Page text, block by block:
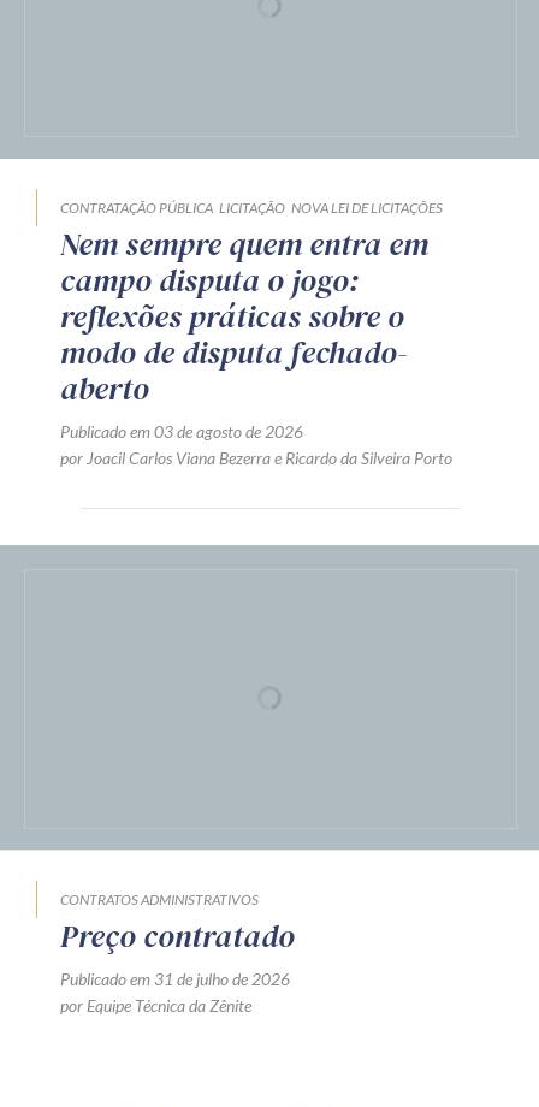
CONTRATAÇÃO PÚBLICA LICITAÇÃO NOVA LEI DE LICITAÇÕES
Nem sempre quem entra em
campo disputa o jogo:
reflexões práticas sobre o
modo de disputa fechado-
aberto
Publicado em 03 de agosto de 2026
por Joacil Carlos Viana Bezerrae Ricardo da Silveira Porto
CONTRATOS ADMINISTRATIVOS
Preço contratado
Publicado em 31 de julho de 2026
por Equipe Técnica da Zênite